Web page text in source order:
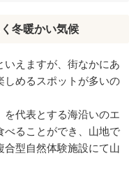
冬暖かい気候
えますが、街なかにあ
しめるスポットが多いの
代表とする海沿いのエ
べることができ、山地で
合型自然体験施設にて山